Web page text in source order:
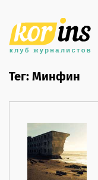
Тег: Минфин